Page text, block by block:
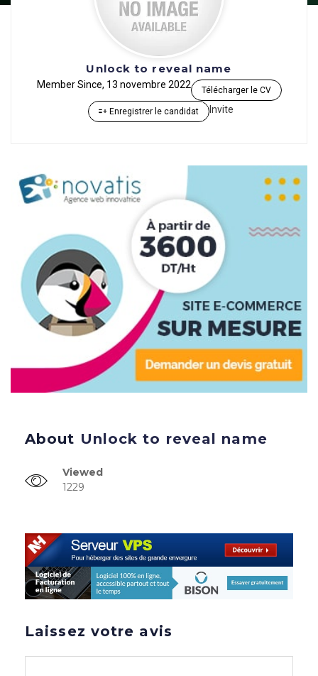
Unlock to reveal name
Member Since, 13 novembre 2022 Télécharger le CV
Enregistrer le candidat Invite
About Unlock to reveal name
Viewed
1229
Laissez votre avis